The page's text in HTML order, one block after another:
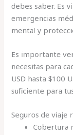
debes saber. Es
emergencias
mental y
Es importante
necesitas para
USD hasta $100
suficiente para
Seguros de viaje
Cobertura